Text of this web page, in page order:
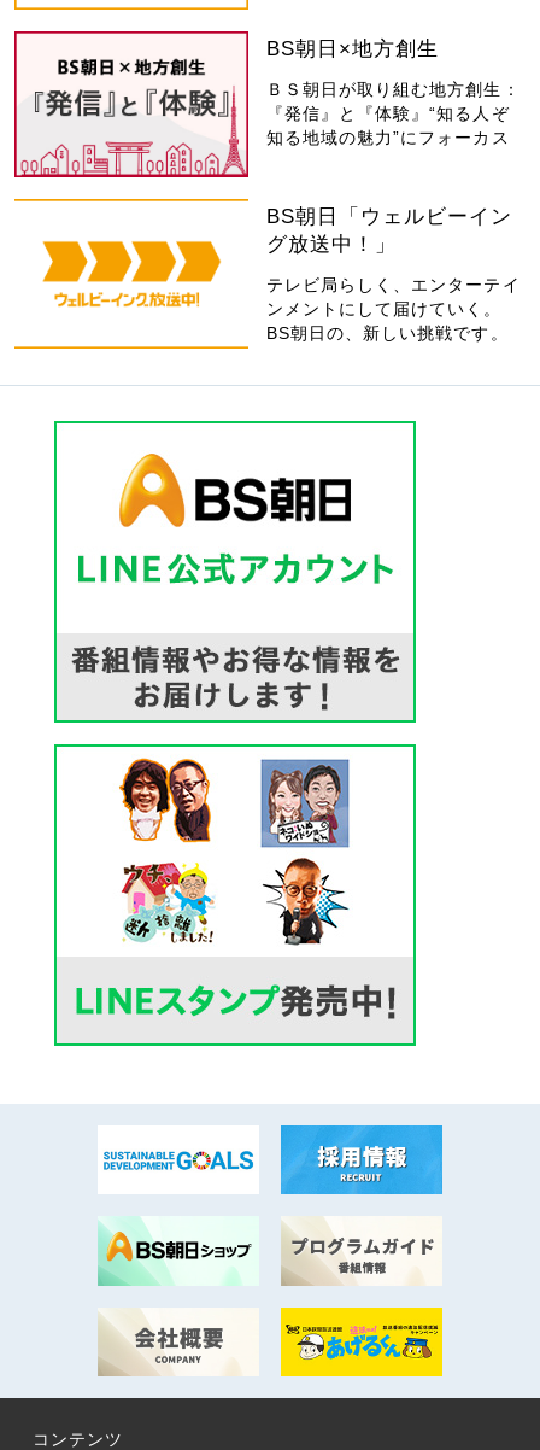
BS朝日×地方創生
ＢＳ朝日が取り組む地方創生：
『発信』と『体験』“知る人ぞ
知る地域の魅力”にフォーカス
BS朝日「ウェルビーイン
グ放送中！」
テレビ局らしく、エンターテイ
ンメントにして届けていく。
BS朝日の、新しい挑戦です。
コンテンツ